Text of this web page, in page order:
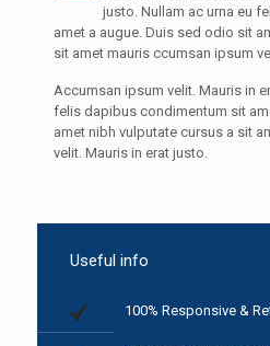
justo. Nullam ac urna eu
amet a augue. Duis sed odio sit
sit amet mauris ccumsan ipsum
Accumsan ipsum velit. Mauris in
felis dapibus condimentum sit
amet nibh vulputate cursus a sit
velit. Mauris in erat justo.
Useful info
100% Responsive &